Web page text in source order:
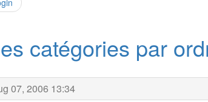
catégories par
07, 2006 13:34